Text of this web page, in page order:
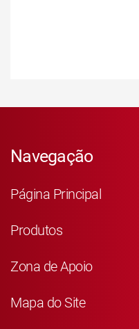
Navegação
Página Principal
Produtos
Zona de Apoio
Mapa do Site